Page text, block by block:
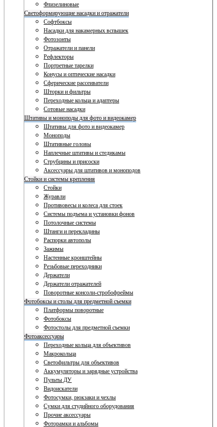
Флизелиновые
Светоформирующие насадки и отражатели
Софтбоксы
Насадки для накамерных вспышек
Фотозонты
Отражатели и панели
Рефлекторы
Портретные тарелки
Конусы и оптические насадки
Сферические рассеиватели
Шторки и фильтры
Переходные кольца и адаптеры
Сотовые насадки
Штативы и моноподы для фото и видеокамер
Штативы для фото и видеокамер
Моноподы
Штативные головы
Наплечные штативы и стедикамы
Струбцины и присоски
Аксессуары для штативов и моноподов
Стойки и системы крепления
Стойки
Журавли
Противовесы и колеса для стоек
Системы подъема и установки фонов
Потолочные системы
Штанги и перекладины
Распорки автополы
Зажимы
Настенные кронштейны
Резьбовые переходники
Держатели
Держатели отражателей
Поворотные консоли-стробофреймы
Фотобоксы и столы для предметной съемки
Платформы поворотные
Фотобоксы
Фотостолы для предметной съемки
Фотоаксессуары
Переходные кольца для объективов
Макрокольца
Светофильтры для объективов
Аккумуляторы и зарядные устройства
Пульты ДУ
Видоискатели
Фотосумки, рюкзаки и чехлы
Сумки для студийного оборудования
Прочие аксессуары
Фоторамки и альбомы